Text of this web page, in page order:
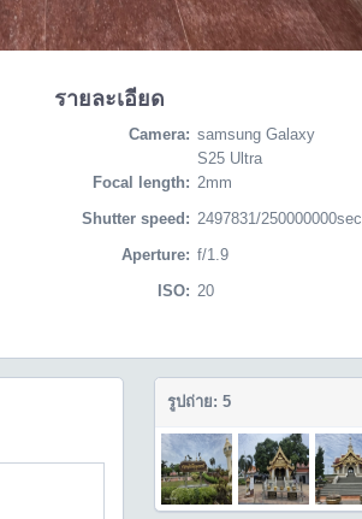
รายละเอียด
Camera: samsung Galaxy
S25 Ultra
Focal length: 2mm
Shutter speed: 2497831/250000000sec
Aperture: f/1.9
ISO: 20
รูปถ่าย: 5